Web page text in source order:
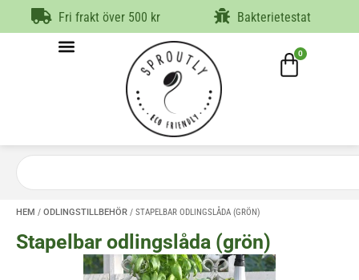
Fri frakt över 500 kr Bakterietestat
0
HEM / ODLINGSTILLBEHÖR / STAPELBAR ODLINGSLÅDA (GRÖN)
Stapelbar odlingslåda (grön)